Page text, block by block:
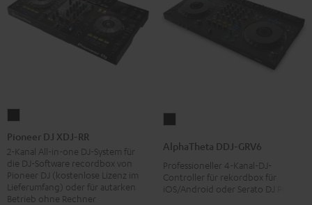
XDJ-
RR
Schwarz
Pioneer DJ XDJ-RR
2-Kanal All-in-one DJ-System für
die DJ-Software recordbox von
Pioneer DJ (kostenlose Lizenz im
Lieferumfang) oder für autarken
Betrieb ohne Rechner
GRV6
Schwarz
AlphaTheta DDJ-GRV6
Professioneller 4-Kanal-DJ-
Controller für rekordbox für
iOS/Android oder Serato DJ Pro